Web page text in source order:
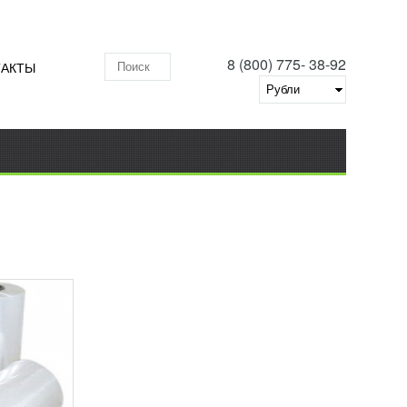
8 (800) 775- 38-92
Поиск по складу